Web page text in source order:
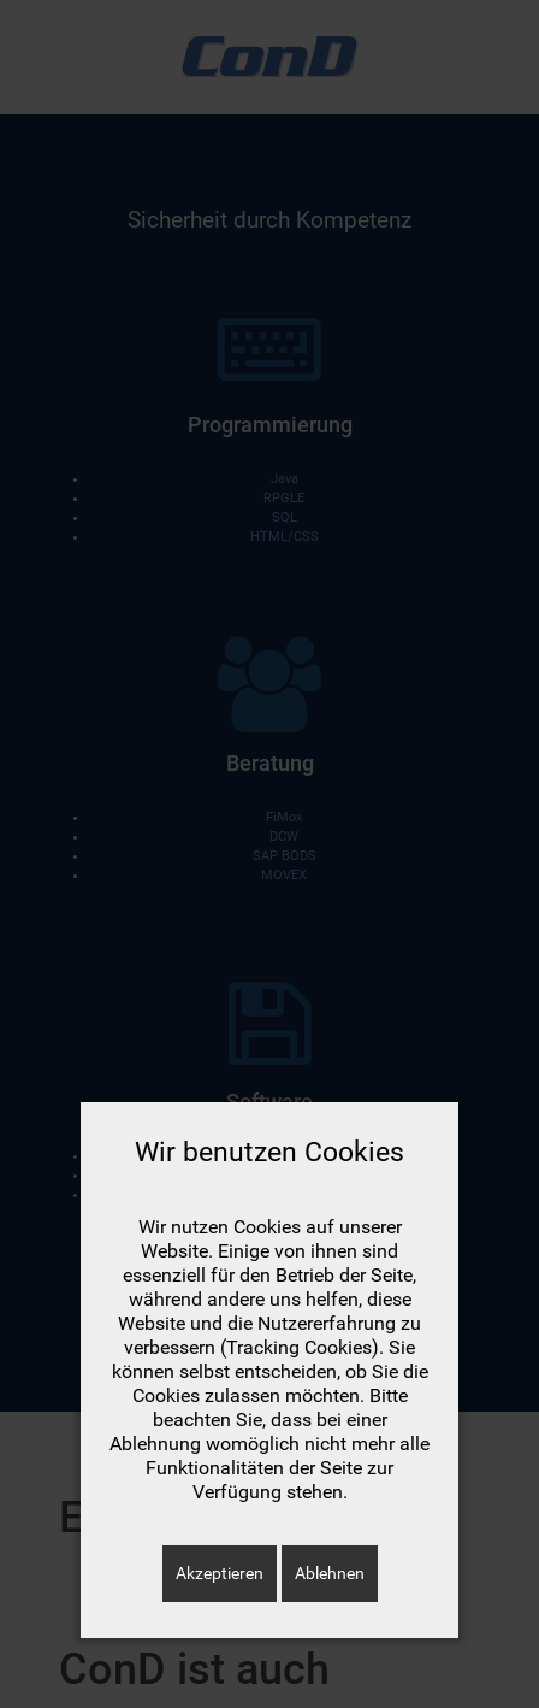
Sicherheit durch Kompetenz
Programmierung
Java
RPGLE
SQL
HTML/CSS
Beratung
FiMox
DCW
SAP BODS
MOVEX
Software
FiMox
Entwicklung
ConD ist auch
Wir benutzen Cookies
Wir nutzen Cookies auf unserer
Website. Einige von ihnen sind
essenziell für den Betrieb der Seite,
während andere uns helfen, diese
Website und die Nutzererfahrung zu
verbessern (Tracking Cookies). Sie
können selbst entscheiden, ob Sie die
Cookies zulassen möchten. Bitte
beachten Sie, dass bei einer
Ablehnung womöglich nicht mehr alle
Funktionalitäten der Seite zur
Verfügung stehen.
Akzeptieren Ablehnen